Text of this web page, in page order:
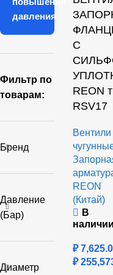
давления
Фильтр по
товарам:
Бренд
Давление
(бар)
Диаметр
С
REON
RSV17
Вентили
REON
(Китай)
В
наличии
₽
₽